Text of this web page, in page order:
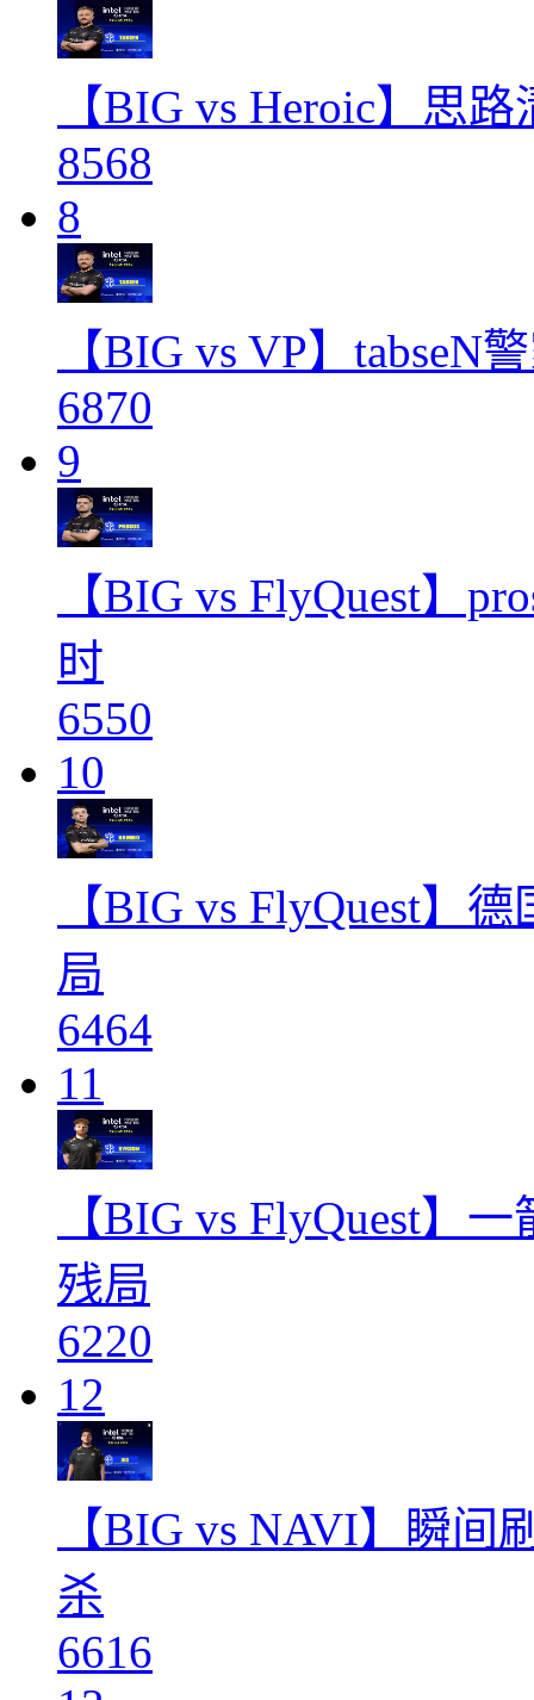
【BIG vs Heroic】思
8568
8
【BIG vs VP】tabseN
6870
9
【BIG vs FlyQuest】
时
6550
10
【BIG vs FlyQuest】
局
6464
11
【BIG vs FlyQuest】
残局
6220
12
【BIG vs NAVI】瞬间
杀
6616